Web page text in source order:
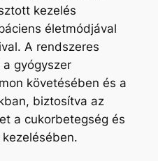
kezelés
életmódjával
A rendszeres
gyógyszer
követésében és a
biztosítva az
a cukorbetegség és